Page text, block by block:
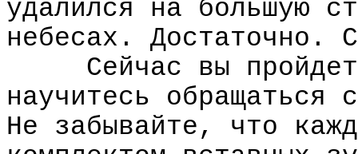
удалился на большую
небесах. Достаточно.
Сейчас вы
научитесь обращаться
Не забывайте, что